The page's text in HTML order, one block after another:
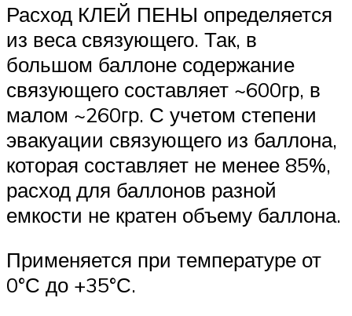
Расход КЛЕЙ ПЕНЫ определяется
из веса связующего. Так, в
большом баллоне содержание
связующего составляет ~600гр, в
малом ~260гр. С учетом степени
эвакуации связующего из баллона,
которая составляет не менее 85%,
расход для баллонов разной
емкости не кратен объему баллона.
Применяется при температуре от
0°С до +35°С.